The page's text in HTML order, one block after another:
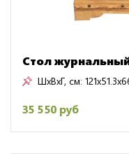
Стол
ШxВxГ, см:
35 550 руб